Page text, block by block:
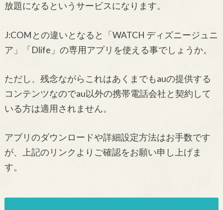
放題になるというサービスになります。
J:COMとの違いとなると「WATCH ディズニージュニ
ア」「Dlife」の専用アプリを使える事でしょうか。
ただし、残念ながらこれはあくまでもauの提供する
コンテンツなのでau以外の携帯電話会社と契約して
いる方は適用されません。
アプリのダウンロードや詳細設定方法はお手数です
が、上記のリンクよりご確認をお願い申し上げま
す。